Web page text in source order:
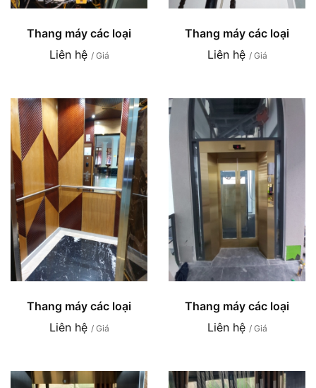
Thang máy các loại
Liên hệ / Giá
Thang máy các loại
Liên hệ / Giá
Thang máy các loại
Liên hệ / Giá
Thang máy các loại
Liên hệ / Giá